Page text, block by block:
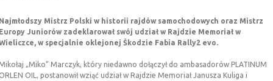
Mistrz Polski w historii rajdów samochodowych oraz Mistrz
Juniorów zadeklarował swój udział w Rajdzie Memoriał w
w specjalnie oklejonej Škodzie Fabia Rally2 evo.
„Miko” Marczyk, który niedawno dołączył do ambasadorów PLATINUM
OIL, postanowił wziąć udział w Rajdzie Memoriał Janusza Kuliga i